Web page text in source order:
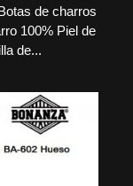
de charros
100% Piel de
de...